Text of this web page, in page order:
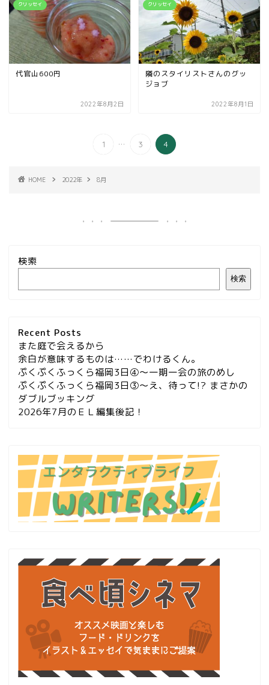
クリッセイ
代官山600円
2022年8月2日
クリッセイ
隣のスタイリストさんのグッ
ジョブ
2022年8月1日
1 ... 3 4
HOME 2022年 8月
検索
検索
Recent Posts
また庭で会えるから
余白が意味するものは……でわけるくん。
ぷくぷくふっくら福岡3日④～一期一会の旅のめし
ぷくぷくふっくら福岡3日③～え、待って!? まさかの
ダブルブッキング
2026年7月のＥＬ編集後記！